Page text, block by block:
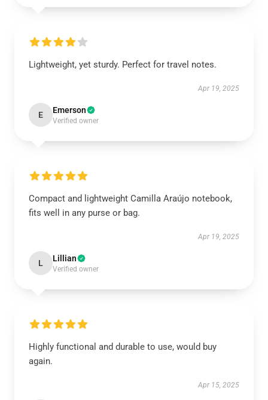
Lightweight, yet sturdy. Perfect for travel notes.
Apr 19, 2025
E Emerson
Verified owner
Compact and lightweight Camilla Araújo notebook,
fits well in any purse or bag.
Apr 19, 2025
L Lillian
Verified owner
Highly functional and durable to use, would buy
again.
Apr 15, 2025